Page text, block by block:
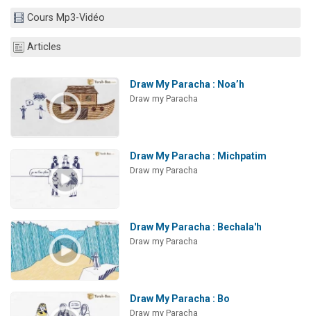
Cours Mp3-Vidéo
Articles
Draw My Paracha : Noa’h
Draw my Paracha
Draw My Paracha : Michpatim
Draw my Paracha
Draw My Paracha : Bechala'h
Draw my Paracha
Draw My Paracha : Bo
Draw my Paracha